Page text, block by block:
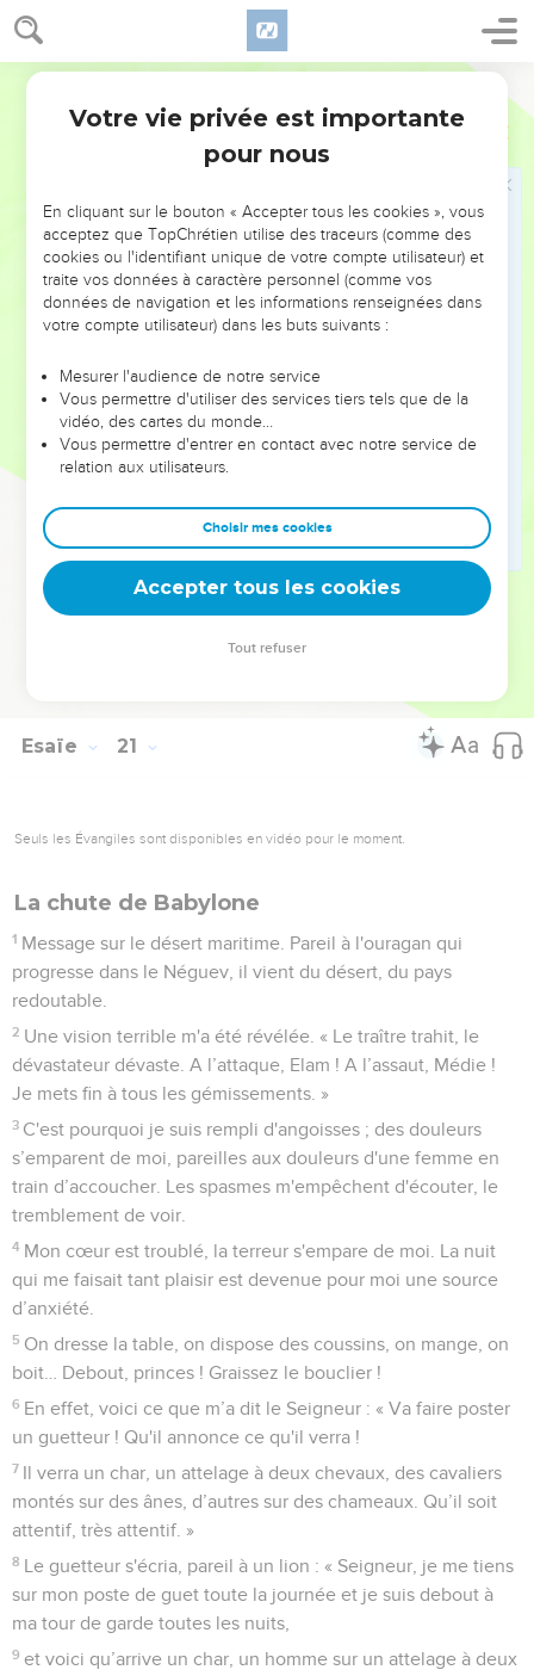
Esaïe 20
chaussures
L'année où, envoyé par le roi d'Assyrie Sargon, Tharthan
vint faire le siège d’Asdod et s'empara de cette ville,
l'Eternel avait parlé par l’intermédiaire d’Esaïe, le fils
d'Amots. Il lui avait dit : « Va, détache le sac qui est autour de
qu’il fit : il marcha sans habits et pieds nus.
L'Eternel dit alors : « Mon serviteur Esaïe a marché sans
habits et pieds nus pendant trois ans. C’était un signe et un
présage contre l'Egypte et contre l'Ethiopie :
de la même manière, le roi d'Assyrie emmènera les
déportés égyptiens et les exilés éthiopiens, les jeunes
garçons comme les vieillards, sans habits, pieds nus et
l’arrière découvert. Ce sera une source de honte pour
l'Egypte.
l'Ethiopie en qui l'on avait placé sa confiance et de l'Egypte
dont on vantait la splendeur.
Les habitants de ces régions côtières diront, ce jour-là :
‘Voilà ce qu'est devenu l'objet de notre confiance ! Nous
comptions sur lui pour être secourus, pour être délivrés du
Esaïe 21
Seuls les Évangiles sont disponibles en vidéo pour le moment.
La chute de Babylone
1 Message sur le désert maritime. Pareil à l'ouragan qui
progresse dans le Néguev, il vient du désert, du pays
redoutable.
2 Une vision terrible m'a été révélée. « Le traître trahit, le
dévastateur dévaste. A l’attaque, Elam ! A l’assaut, Médie !
Je mets fin à tous les gémissements. »
3 C'est pourquoi je suis rempli d'angoisses ; des douleurs
s’emparent de moi, pareilles aux douleurs d'une femme en
train d’accoucher. Les spasmes m'empêchent d'écouter, le
tremblement de voir.
4 Mon cœur est troublé, la terreur s'empare de moi. La nuit
qui me faisait tant plaisir est devenue pour moi une source
d’anxiété.
5 On dresse la table, on dispose des coussins, on mange, on
boit… Debout, princes ! Graissez le bouclier !
6 En effet, voici ce que m’a dit le Seigneur : « Va faire poster
un guetteur ! Qu'il annonce ce qu'il verra !
7 Il verra un char, un attelage à deux chevaux, des cavaliers
montés sur des ânes, d’autres sur des chameaux. Qu’il soit
attentif, très attentif. »
8 Le guetteur s'écria, pareil à un lion : « Seigneur, je me tiens
sur mon poste de guet toute la journée et je suis debout à
ma tour de garde toutes les nuits,
9 et voici qu’arrive un char, un homme sur un attelage à deux
Votre vie privée est importante
pour nous
En cliquant sur le bouton « Accepter tous les cookies », vous
acceptez que TopChrétien utilise des traceurs (comme des
cookies ou l'identifiant unique de votre compte utilisateur) et
traite vos données à caractère personnel (comme vos
données de navigation et les informations renseignées dans
votre compte utilisateur) dans les buts suivants :
Mesurer l'audience de notre service
Vous permettre d'utiliser des services tiers tels que de la
vidéo, des cartes du monde…
Vous permettre d'entrer en contact avec notre service de
relation aux utilisateurs.
Choisir mes cookies
Accepter tous les cookies
Tout refuser